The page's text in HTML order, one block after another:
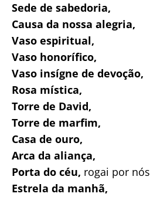
Sede de sabedoria,
Causa da nossa alegria,
Vaso espiritual,
Vaso honorífico,
Vaso insígne de devoção,
Rosa mística,
Torre de David,
Torre de marfim,
Casa de ouro,
Arca da aliança,
Porta do céu, rogai por nós
Estrela da manhã,